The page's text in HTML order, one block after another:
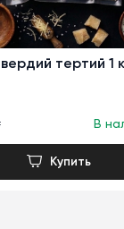
тертий 1
В